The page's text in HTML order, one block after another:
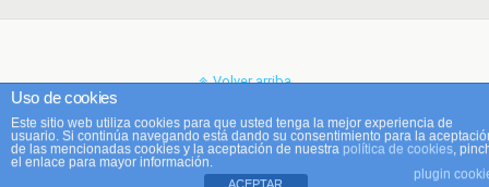
Volver arriba
Móvil Escritorio
Uso de cookies
Este sitio web utiliza cookies para que usted tenga la mejor experiencia de
usuario. Si continúa navegando está dando su consentimiento para la
de las mencionadas cookies y la aceptación de nuestra política de cookies ,
el enlace para mayor información.
plugin
ACEPTAR